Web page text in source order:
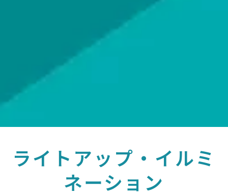
ライトアップ・イルミ
ネーション